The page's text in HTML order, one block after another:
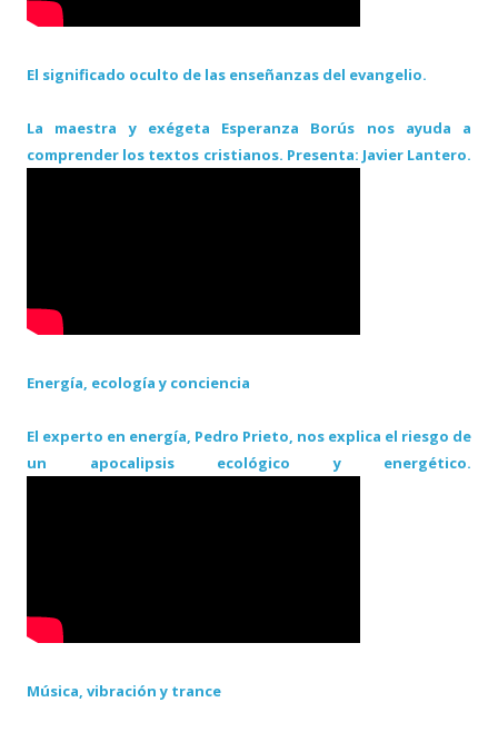
El significado oculto de las enseñanzas del evangelio.
La maestra y exégeta Esperanza Borús nos ayuda a
comprender los textos cristianos. Presenta: Javier Lantero.
Energía, ecología y conciencia
El experto en energía, Pedro Prieto, nos explica el riesgo de
un apocalipsis ecológico y energético.
Música, vibración y trance